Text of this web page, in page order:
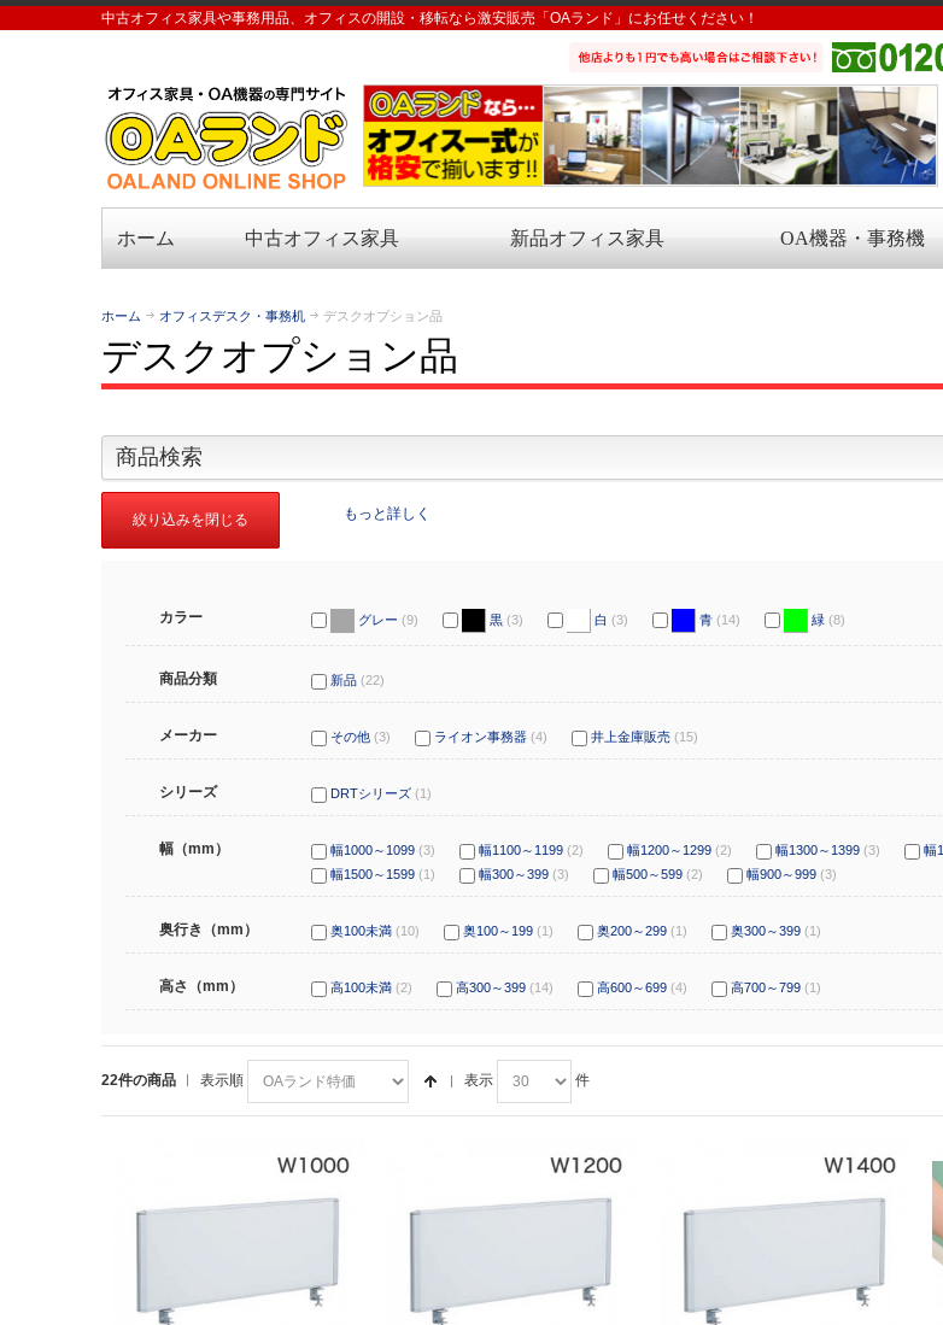
中古オフィス家具や事務用品、オフィスの開設・移転なら激安販売「OAランド」にお任せください！
ホーム 中古オフィス家具 新品オフィス家具 OA機器・事務機
ホーム オフィスデスク・事務机 デスクオプション品
デスクオプション品
商品検索
絞り込みを閉じる もっと詳しく
カラー グレー (9) 黒 (3) 白 (3) 青 (14) 緑 (8)
商品分類 新品 (22)
メーカー その他 (3) ライオン事務器 (4) 井上金庫販売 (15)
シリーズ DRTシリーズ (1)
幅（mm） 幅1000～1099 (3) 幅1100～1199 (2) 幅1200～1299 (2) 幅1300～1399 (3) 幅
幅1500～1599 (1) 幅300～399 (3) 幅500～599 (2) 幅900～999 (3)
奥行き（mm） 奥100未満 (10) 奥100～199 (1) 奥200～299 (1) 奥300～399 (1)
高さ（mm） 高100未満 (2) 高300～399 (14) 高600～699 (4) 高700～799 (1)
22件の商品 表示順 表示 件